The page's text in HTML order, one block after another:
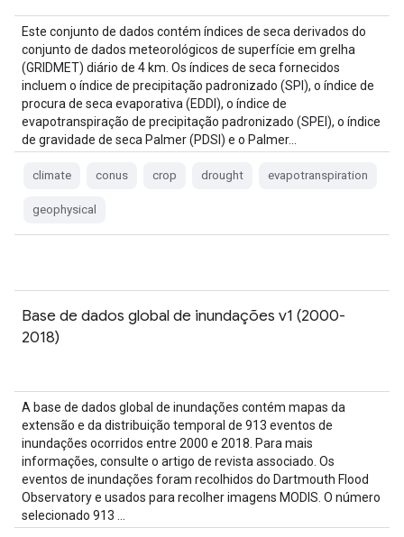
Este conjunto de dados contém índices de seca derivados do
conjunto de dados meteorológicos de superfície em grelha
(GRIDMET) diário de 4 km. Os índices de seca fornecidos
incluem o índice de precipitação padronizado (SPI), o índice de
procura de seca evaporativa (EDDI), o índice de
evapotranspiração de precipitação padronizado (SPEI), o índice
de gravidade de seca Palmer (PDSI) e o Palmer…
climate conus crop drought evapotranspiration
geophysical
Base de dados global de inundações v1 (2000-
2018)
A base de dados global de inundações contém mapas da
extensão e da distribuição temporal de 913 eventos de
inundações ocorridos entre 2000 e 2018. Para mais
informações, consulte o artigo de revista associado. Os
eventos de inundações foram recolhidos do Dartmouth Flood
Observatory e usados para recolher imagens MODIS. O número
selecionado 913 …